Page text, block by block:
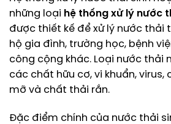
những loại hệ thống xử lý nước
được thiết kế để xử lý nước thải
hộ gia đình, trường học, bệnh
công cộng khác. Loại nước thải
các chất hữu cơ, vi khuẩn, virus,
mỡ và chất thải rắn.
Đặc điểm chính của nước thải